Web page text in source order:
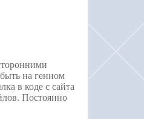
на генном
в коде с сайта
Постоянно